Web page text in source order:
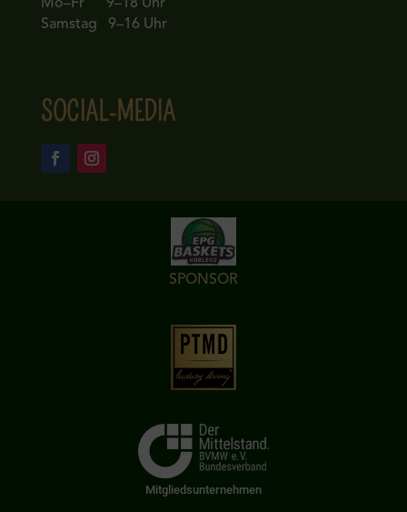
Mo–Fr 9–18 Uhr
Samstag 9–16 Uhr
SOCIAL-MEDIA
SPONSOR
Mitgliedsunternehmen